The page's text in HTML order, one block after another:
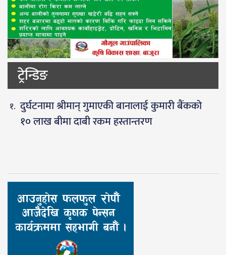
ट्रेन्डिङ
दुर्घटनामा श्रीमान् गुमाएकी बानालाई कुमारी बैंकको
१० लाख बीमा दाबी रकम हस्तान्तरण